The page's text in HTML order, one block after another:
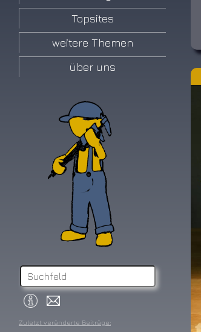
Topsites
weitere Themen
über uns
Zuletzt veränderte Beiträge: